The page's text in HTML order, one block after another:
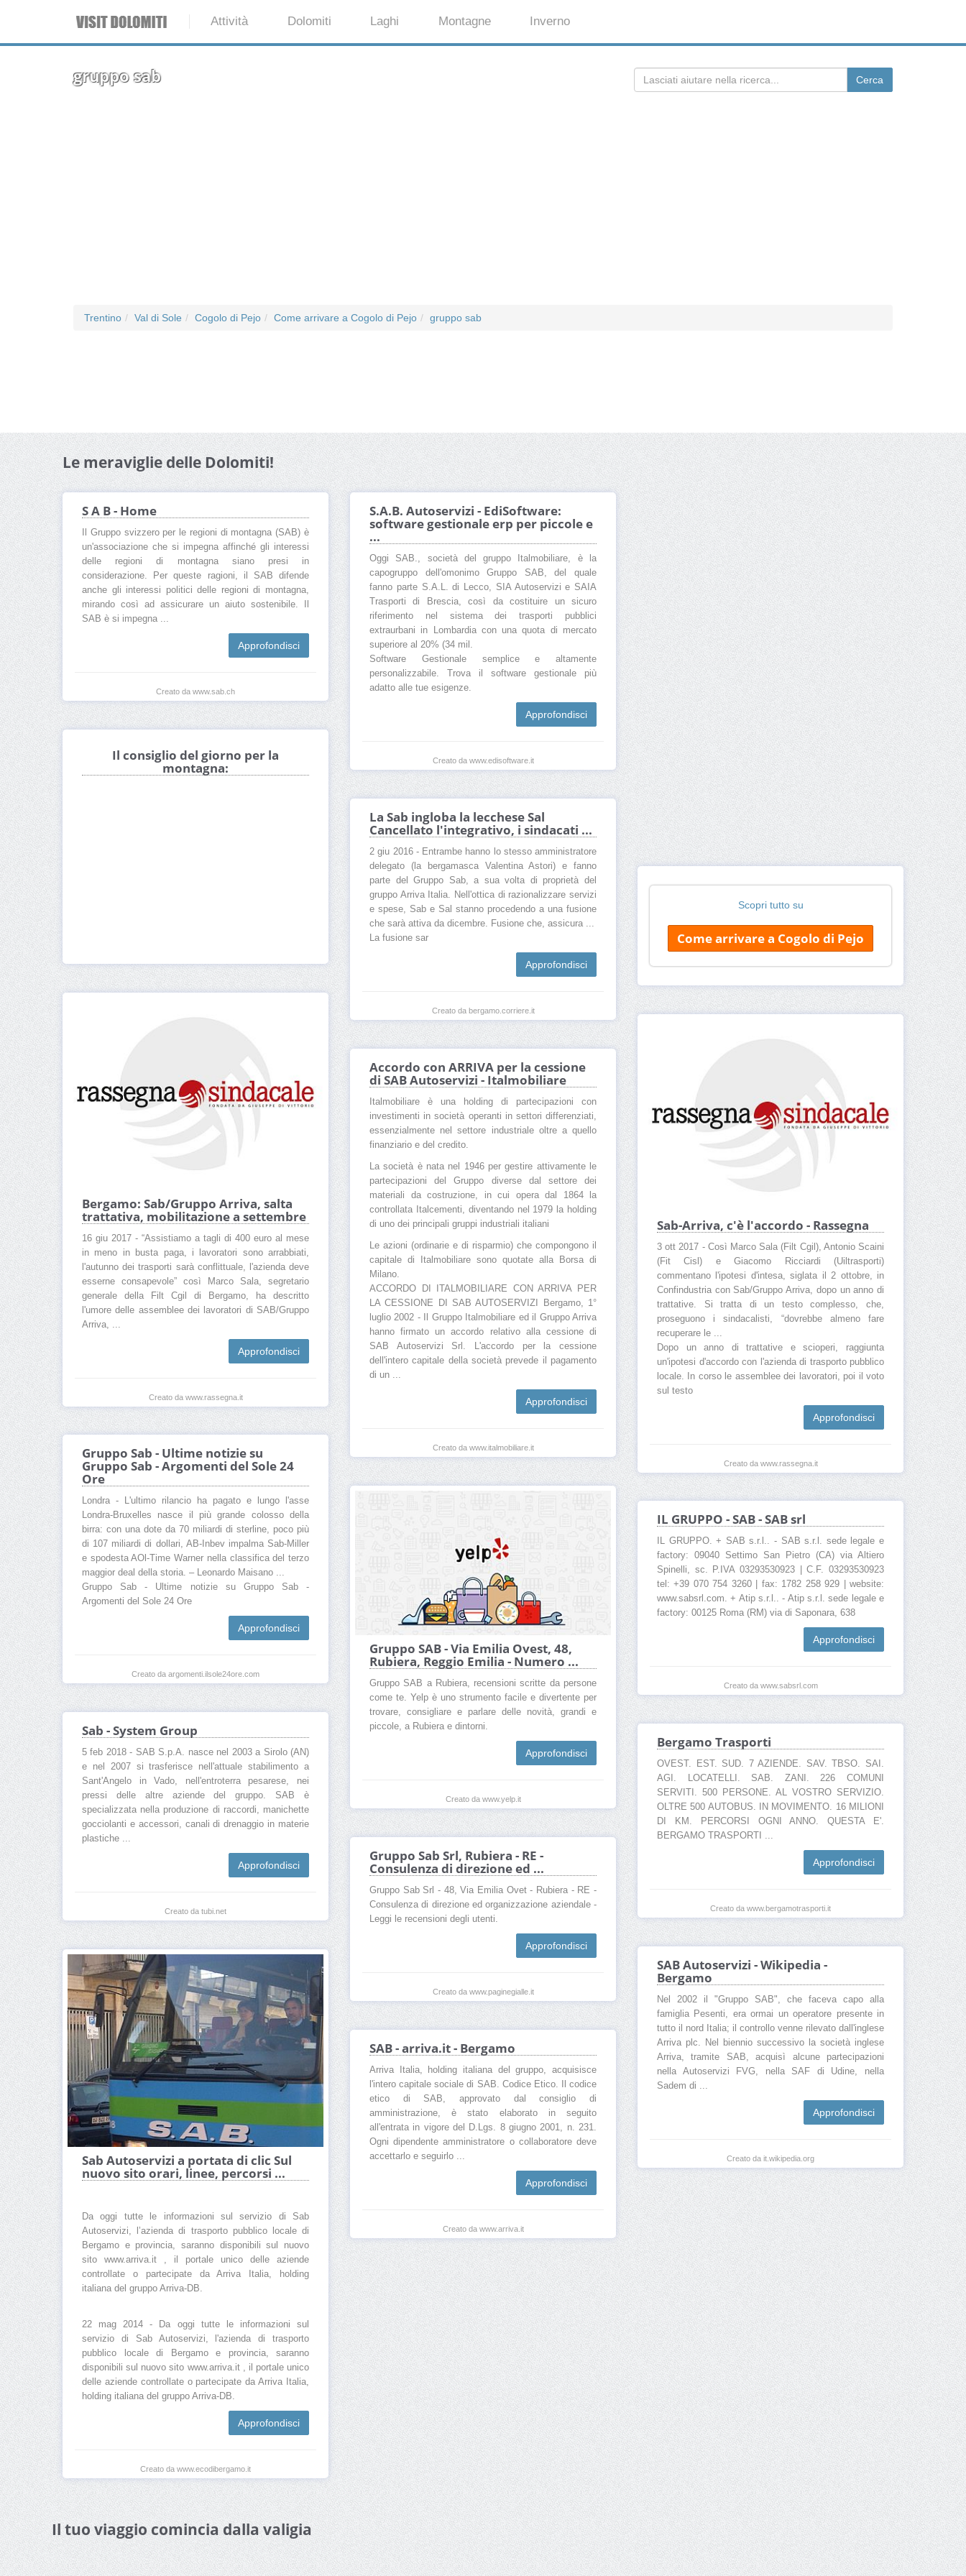
Attività Dolomiti Laghi Montagne Inverno
gruppo sab
Trentino Val di Sole Cogolo di Pejo Come arrivare a Cogolo di Pejo gruppo sab
Le meraviglie delle Dolomiti!
S A B - Home
Il Gruppo svizzero per le regioni di montagna (SAB) è
un'associazione che si impegna affinché gli interessi
delle regioni di montagna siano presi in
considerazione. Per queste ragioni, il SAB difende
anche gli interessi politici delle regioni di montagna,
mirando così ad assicurare un aiuto sostenibile. Il
SAB è si impegna ...
Approfondisci
Creato da www.sab.ch
S.A.B. Autoservizi - EdiSoftware:
software gestionale erp per piccole e
...
Oggi SAB., società del gruppo Italmobiliare, è la
capogruppo dell'omonimo Gruppo SAB, del quale
fanno parte S.A.L. di Lecco, SIA Autoservizi e SAIA
Trasporti di Brescia, così da costituire un sicuro
riferimento nel sistema dei trasporti pubblici
extraurbani in Lombardia con una quota di mercato
superiore al 20% (34 mil.
Software Gestionale semplice e altamente
personalizzabile. Trova il software gestionale più
adatto alle tue esigenze.
Approfondisci
Creato da www.edisoftware.it
Scopri tutto su
Come arrivare a Cogolo di Pejo
Il consiglio del giorno per la
montagna:
La Sab ingloba la lecchese Sal
Cancellato l'integrativo, i sindacati ...
2 giu 2016 - Entrambe hanno lo stesso amministratore
delegato (la bergamasca Valentina Astori) e fanno
parte del Gruppo Sab, a sua volta di proprietà del
gruppo Arriva Italia. Nell'ottica di razionalizzare servizi
e spese, Sab e Sal stanno procedendo a una fusione
che sarà attiva da dicembre. Fusione che, assicura ...
La fusione sar
Approfondisci
Creato da bergamo.corriere.it
Bergamo: Sab/Gruppo Arriva, salta
trattativa, mobilitazione a settembre
16 giu 2017 - “Assistiamo a tagli di 400 euro al mese
in meno in busta paga, i lavoratori sono arrabbiati,
l'autunno dei trasporti sarà conflittuale, l'azienda deve
esserne consapevole” così Marco Sala, segretario
generale della Filt Cgil di Bergamo, ha descritto
l'umore delle assemblee dei lavoratori di SAB/Gruppo
Arriva, ...
Approfondisci
Creato da www.rassegna.it
Sab-Arriva, c'è l'accordo - Rassegna
3 ott 2017 - Così Marco Sala (Filt Cgil), Antonio Scaini
(Fit Cisl) e Giacomo Ricciardi (Uiltrasporti)
commentano l'ipotesi d'intesa, siglata il 2 ottobre, in
Confindustria con Sab/Gruppo Arriva, dopo un anno di
trattative. Si tratta di un testo complesso, che,
proseguono i sindacalisti, “dovrebbe almeno fare
recuperare le ...
Dopo un anno di trattative e scioperi, raggiunta
un'ipotesi d'accordo con l'azienda di trasporto pubblico
locale. In corso le assemblee dei lavoratori, poi il voto
sul testo
Approfondisci
Creato da www.rassegna.it
Accordo con ARRIVA per la cessione
di SAB Autoservizi - Italmobiliare
Italmobiliare è una holding di partecipazioni con
investimenti in società operanti in settori differenziati,
essenzialmente nel settore industriale oltre a quello
finanziario e del credito.
La società è nata nel 1946 per gestire attivamente le
partecipazioni del Gruppo diverse dal settore dei
materiali da costruzione, in cui opera dal 1864 la
controllata Italcementi, diventando nel 1979 la holding
di uno dei principali gruppi industriali italiani
Le azioni (ordinarie e di risparmio) che compongono il
capitale di Italmobiliare sono quotate alla Borsa di
Milano.
ACCORDO DI ITALMOBILIARE CON ARRIVA PER
LA CESSIONE DI SAB AUTOSERVIZI Bergamo, 1°
luglio 2002 - Il Gruppo Italmobiliare ed il Gruppo Arriva
hanno firmato un accordo relativo alla cessione di
SAB Autoservizi Srl. L'accordo per la cessione
dell'intero capitale della società prevede il pagamento
di un ...
Approfondisci
Creato da www.italmobiliare.it
Gruppo Sab - Ultime notizie su
Gruppo Sab - Argomenti del Sole 24
Ore
Londra - L'ultimo rilancio ha pagato e lungo l'asse
Londra-Bruxelles nasce il più grande colosso della
birra: con una dote da 70 miliardi di sterline, poco più
di 107 miliardi di dollari, AB-Inbev impalma Sab-Miller
e spodesta AOl-Time Warner nella classifica del terzo
maggior deal della storia. – Leonardo Maisano ...
Gruppo Sab - Ultime notizie su Gruppo Sab -
Argomenti del Sole 24 Ore
Approfondisci
Creato da argomenti.ilsole24ore.com
Gruppo SAB - Via Emilia Ovest, 48,
Rubiera, Reggio Emilia - Numero ...
Gruppo SAB a Rubiera, recensioni scritte da persone
come te. Yelp è uno strumento facile e divertente per
trovare, consigliare e parlare delle novità, grandi e
piccole, a Rubiera e dintorni.
Approfondisci
Creato da www.yelp.it
IL GRUPPO - SAB - SAB srl
IL GRUPPO. + SAB s.r.l.. - SAB s.r.l. sede legale e
factory: 09040 Settimo San Pietro (CA) via Altiero
Spinelli, sc. P.IVA 03293530923 | C.F. 03293530923
tel: +39 070 754 3260 | fax: 1782 258 929 | website:
www.sabsrl.com. + Atip s.r.l.. - Atip s.r.l. sede legale e
factory: 00125 Roma (RM) via di Saponara, 638
Approfondisci
Creato da www.sabsrl.com
Sab - System Group
5 feb 2018 - SAB S.p.A. nasce nel 2003 a Sirolo (AN)
e nel 2007 si trasferisce nell'attuale stabilimento a
Sant'Angelo in Vado, nell'entroterra pesarese, nei
pressi delle altre aziende del gruppo. SAB è
specializzata nella produzione di raccordi, manichette
gocciolanti e accessori, canali di drenaggio in materie
plastiche ...
Approfondisci
Creato da tubi.net
Bergamo Trasporti
OVEST. EST. SUD. 7 AZIENDE. SAV. TBSO. SAI.
AGI. LOCATELLI. SAB. ZANI. 226 COMUNI
SERVITI. 500 PERSONE. AL VOSTRO SERVIZIO.
OLTRE 500 AUTOBUS. IN MOVIMENTO. 16 MILIONI
DI KM. PERCORSI OGNI ANNO. QUESTA E'.
BERGAMO TRASPORTI ...
Approfondisci
Creato da www.bergamotrasporti.it
Gruppo Sab Srl, Rubiera - RE -
Consulenza di direzione ed ...
Gruppo Sab Srl - 48, Via Emilia Ovet - Rubiera - RE -
Consulenza di direzione ed organizzazione aziendale -
Leggi le recensioni degli utenti.
Approfondisci
Creato da www.paginegialle.it
SAB Autoservizi - Wikipedia -
Bergamo
Nel 2002 il "Gruppo SAB", che faceva capo alla
famiglia Pesenti, era ormai un operatore presente in
tutto il nord Italia; il controllo venne rilevato dall'inglese
Arriva plc. Nel biennio successivo la società inglese
Arriva, tramite SAB, acquisì alcune partecipazioni
nella Autoservizi FVG, nella SAF di Udine, nella
Sadem di ...
Approfondisci
Creato da it.wikipedia.org
Sab Autoservizi a portata di clic Sul
nuovo sito orari, linee, percorsi ...
Da oggi tutte le informazioni sul servizio di Sab
Autoservizi, l’azienda di trasporto pubblico locale di
Bergamo e provincia, saranno disponibili sul nuovo
sito www.arriva.it , il portale unico delle aziende
controllate o partecipate da Arriva Italia, holding
italiana del gruppo Arriva-DB.
22 mag 2014 - Da oggi tutte le informazioni sul
servizio di Sab Autoservizi, l'azienda di trasporto
pubblico locale di Bergamo e provincia, saranno
disponibili sul nuovo sito www.arriva.it , il portale unico
delle aziende controllate o partecipate da Arriva Italia,
holding italiana del gruppo Arriva-DB.
Approfondisci
Creato da www.ecodibergamo.it
SAB - arriva.it - Bergamo
Arriva Italia, holding italiana del gruppo, acquisisce
l'intero capitale sociale di SAB. Codice Etico. Il codice
etico di SAB, approvato dal consiglio di
amministrazione, è stato elaborato in seguito
all'entrata in vigore del D.Lgs. 8 giugno 2001, n. 231.
Ogni dipendente amministratore o collaboratore deve
accettarlo e seguirlo ...
Approfondisci
Creato da www.arriva.it
Il tuo viaggio comincia dalla valigia